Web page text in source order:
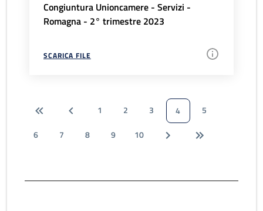
Congiuntura Unioncamere - Servizi -
Romagna - 2° trimestre 2023
SCARICA FILE
1 2 3 4
5
6
7 8 9 10